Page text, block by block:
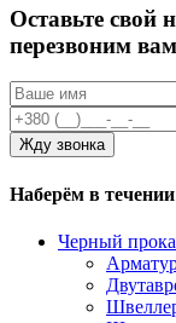
Оставьте свой
перезвоним
Наберём в
Черный